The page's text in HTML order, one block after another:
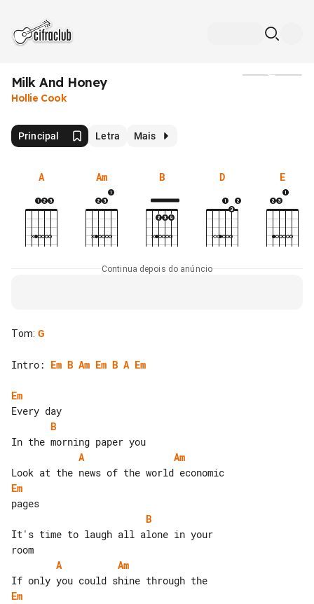
Milk And Honey
Hollie Cook
Principal Letra Mais
A Am B D E
Continua depois do anúncio
Tom: G
Intro: Em B Am Em B A Em
Em
B
A
Am
Em
B
It's time to laugh all alone in your
A
Am
Em